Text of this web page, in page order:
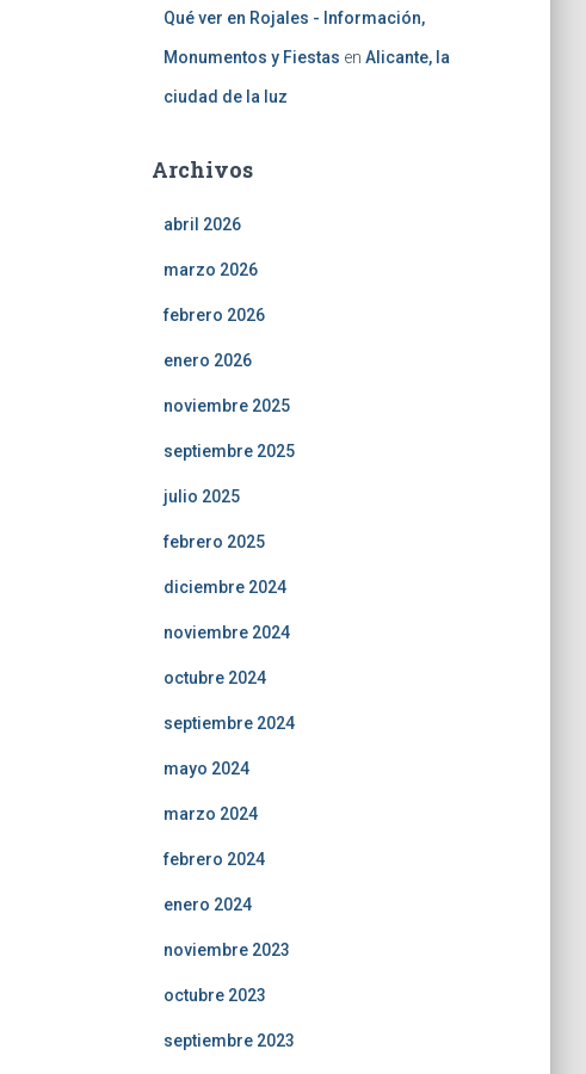
Qué ver en Rojales - Información,
Monumentos y Fiestas en Alicante, la
ciudad de la luz
Archivos
abril 2026
marzo 2026
febrero 2026
enero 2026
noviembre 2025
septiembre 2025
julio 2025
febrero 2025
diciembre 2024
noviembre 2024
octubre 2024
septiembre 2024
mayo 2024
marzo 2024
febrero 2024
enero 2024
noviembre 2023
octubre 2023
septiembre 2023